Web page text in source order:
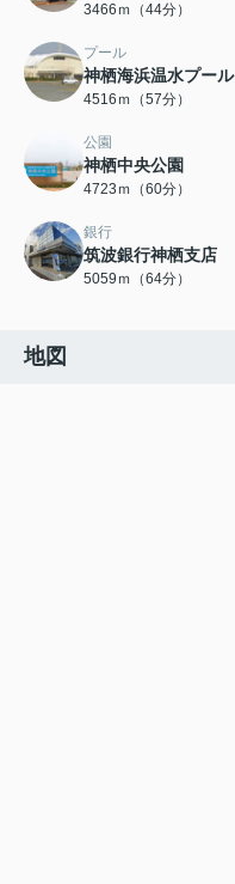
3466ｍ（44分）
プール
神栖海浜温水プール
4516ｍ（57分）
公園
神栖中央公園
4723ｍ（60分）
銀行
筑波銀行神栖支店
5059ｍ（64分）
地図